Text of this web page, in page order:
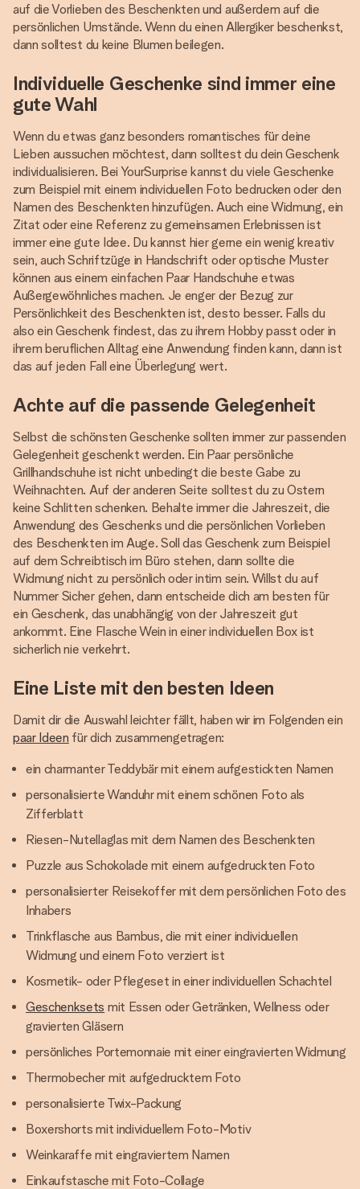
auf die Vorlieben des Beschenkten und außerdem auf die
persönlichen Umstände. Wenn du einen Allergiker beschenkst,
dann solltest du keine Blumen beilegen.
Individuelle Geschenke sind immer eine
gute Wahl
Wenn du etwas ganz besonders romantisches für deine
Lieben aussuchen möchtest, dann solltest du dein Geschenk
individualisieren. Bei YourSurprise kannst du viele Geschenke
zum Beispiel mit einem individuellen Foto bedrucken oder den
Namen des Beschenkten hinzufügen. Auch eine Widmung, ein
Zitat oder eine Referenz zu gemeinsamen Erlebnissen ist
immer eine gute Idee. Du kannst hier gerne ein wenig kreativ
sein, auch Schriftzüge in Handschrift oder optische Muster
können aus einem einfachen Paar Handschuhe etwas
Außergewöhnliches machen. Je enger der Bezug zur
Persönlichkeit des Beschenkten ist, desto besser. Falls du
also ein Geschenk findest, das zu ihrem Hobby passt oder in
ihrem beruflichen Alltag eine Anwendung finden kann, dann ist
das auf jeden Fall eine Überlegung wert.
Achte auf die passende Gelegenheit
Selbst die schönsten Geschenke sollten immer zur passenden
Gelegenheit geschenkt werden. Ein Paar persönliche
Grillhandschuhe ist nicht unbedingt die beste Gabe zu
Weihnachten. Auf der anderen Seite solltest du zu Ostern
keine Schlitten schenken. Behalte immer die Jahreszeit, die
Anwendung des Geschenks und die persönlichen Vorlieben
des Beschenkten im Auge. Soll das Geschenk zum Beispiel
auf dem Schreibtisch im Büro stehen, dann sollte die
Widmung nicht zu persönlich oder intim sein. Willst du auf
Nummer Sicher gehen, dann entscheide dich am besten für
ein Geschenk, das unabhängig von der Jahreszeit gut
ankommt. Eine Flasche Wein in einer individuellen Box ist
sicherlich nie verkehrt.
Eine Liste mit den besten Ideen
Damit dir die Auswahl leichter fällt, haben wir im Folgenden ein
paar Ideen für dich zusammengetragen:
ein charmanter Teddybär mit einem aufgestickten Namen
personalisierte Wanduhr mit einem schönen Foto als
Zifferblatt
Riesen-Nutellaglas mit dem Namen des Beschenkten
Puzzle aus Schokolade mit einem aufgedruckten Foto
personalisierter Reisekoffer mit dem persönlichen Foto des
Inhabers
Trinkflasche aus Bambus, die mit einer individuellen
Widmung und einem Foto verziert ist
Kosmetik- oder Pflegeset in einer individuellen Schachtel
Geschenksets mit Essen oder Getränken, Wellness oder
gravierten Gläsern
persönliches Portemonnaie mit einer eingravierten Widmung
Thermobecher mit aufgedrucktem Foto
personalisierte Twix-Packung
Boxershorts mit individuellem Foto-Motiv
Weinkaraffe mit eingraviertem Namen
Einkaufstasche mit Foto-Collage